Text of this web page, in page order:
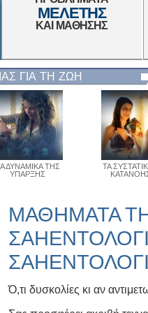
ΜΕΛΈΤΗΣ
ΚΑΙ ΜΆΘΗΣΗΣ
ΓΙΑ ΤΗ ΖΩΗ
ΔΥΝΑΜΙΚΑ ΤΗΣ
ΥΠΑΡΞΗΣ
ΤΑ
ΜΑΘΗΜΑΤΑ
Ό,τι δυσκολίες κι αν